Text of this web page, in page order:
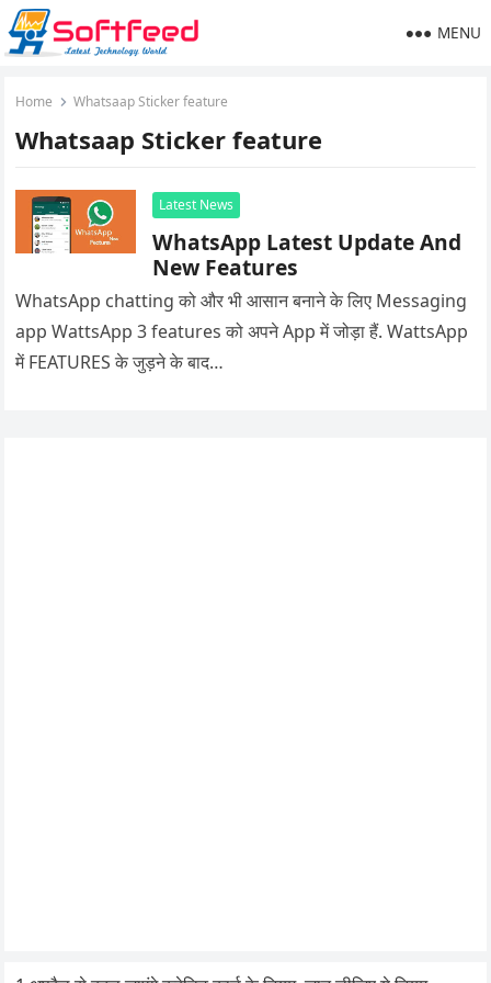
MENU
Home Whatsaap Sticker feature
Whatsaap Sticker feature
Latest News
WhatsApp Latest Update And
New Features
WhatsApp chatting को और भी आसान बनाने के लिए Messaging
app WattsApp 3 features को अपने App में जोड़ा हैं. WattsApp
में FEATURES के जुड़ने के बाद…